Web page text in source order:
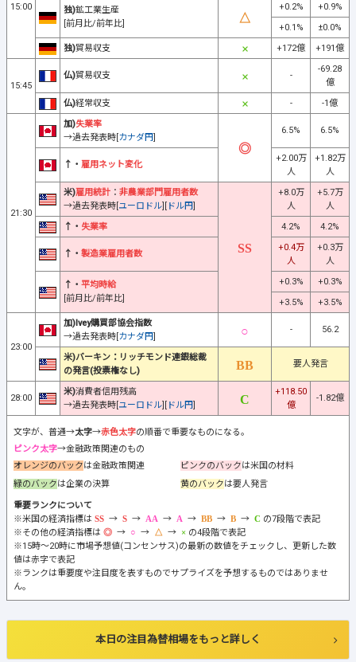
15:00 独)鉱工業生産
[前月比/前年比]
+0.2%
+0.9%
+0.1%
±0.0%
独)貿易収支 +172億 +191億
15:45
仏)貿易収支 -
-69.28
億
仏)経常収支 - -1億
21:30
加)失業率
→過去発表時[カナダ円]
6.5% 6.5%
↑・ 雇用ネット変化
+2.00万
人
+1.82万
人
米)雇用統計 ： 非農業部門雇用者数
→過去発表時[ユーロドル][ ドル円]
+8.0万
人
+5.7万
人
↑・ 失業率 4.2% 4.2%
↑・ 製造業雇用者数
+0.4万
人
+0.3万
人
↑・ 平均時給
[前月比/前年比]
+0.3%
+0.3%
+3.5%
+3.5%
23:00
加)Ivey購買部協会指数
→過去発表時[カナダ円]
- 56.2
米)バーキン：リッチモンド連銀総裁
の発言(投票権なし)
要人発言
28:00
米)消費者信用残高
→過去発表時[ユーロドル][ ドル円]
+118.50
億
-1.82億
文字が、普通→太字→赤色太字の順番で重要なものになる。
ピンク太字→金融政策関連のもの
オレンジのバックは金融政策関連 ピンクのバックは米国の材料
緑のバックは企業の決算 黄のバックは要人発言
重要ランクについて
※米国の経済指標は
→ → → → → →
の7段階で表記
※その他の経済指標は
→ → →
の4段階で表記
※15時～20時に市場予想値(コンセンサス)の最新の数値をチェックし、更新した数
値は赤字で表記
※ランクは重要度や注目度を表すものでサプライズを予想するものではありませ
ん。
本日の注目為替相場をもっと詳しく